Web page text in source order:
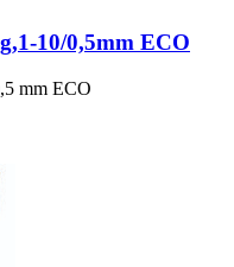
10/0,5mm ECO
mm ECO